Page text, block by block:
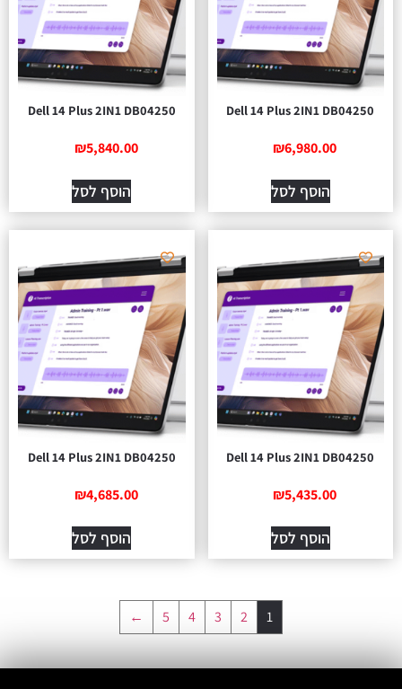
Dell 14 Plus 2IN1 DB04250
₪6,980.00
הוסף לסל
Dell 14 Plus 2IN1 DB04250
₪5,840.00
הוסף לסל
Dell 14 Plus 2IN1 DB04250
₪5,435.00
הוסף לסל
Dell 14 Plus 2IN1 DB04250
₪4,685.00
הוסף לסל
1
2
3
4
5
←